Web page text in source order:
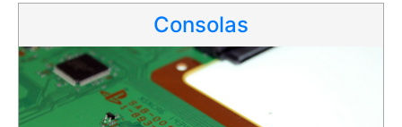
Consolas